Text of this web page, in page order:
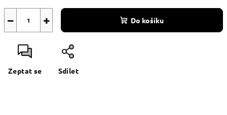
+
− Do košíku
Zeptat se Sdílet